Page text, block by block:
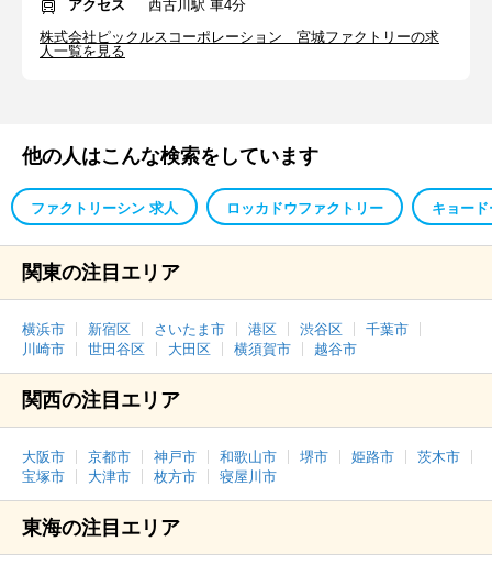
アクセス
西古川駅 車4分
株式会社ピックルスコーポレーション 宮城ファクトリーの求
人一覧を見る
他の人はこんな検索をしています
ファクトリーシン 求人 ロッカドウファクトリー キョー
関東の注目エリア
横浜市 新宿区 さいたま市 港区 渋谷区
千葉市
川崎市
世田谷区 大田区 横須賀市 越谷市
関西の注目エリア
大阪市 京都市 神戸市 和歌山市 堺市 姫路市
茨木市
宝塚市
大津市 枚方市 寝屋川市
東海の注目エリア